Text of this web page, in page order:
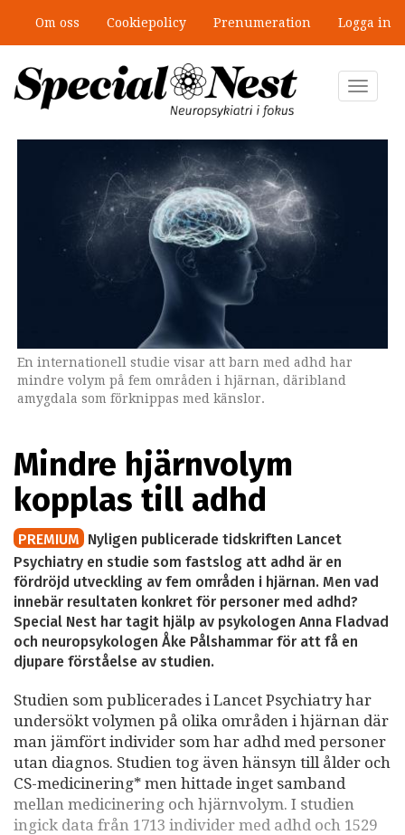
huvudinnehåll
Om oss Cookiepolicy Prenumeration Logga in
Toggle
En internationell studie visar att barn med adhd har
mindre volym på fem områden i hjärnan, däribland
amygdala som förknippas med känslor.
Mindre hjärnvolym
kopplas till adhd
PREMIUM Nyligen publicerade tidskriften Lancet
Psychiatry en studie som fastslog att adhd är en
fördröjd utveckling av fem områden i hjärnan. Men vad
innebär resultaten konkret för personer med adhd?
Special Nest har tagit hjälp av psykologen Anna Fladvad
och neuropsykologen Åke Pålshammar för att få en
djupare förståelse av studien.
Studien som publicerades i Lancet Psychiatry har
undersökt volymen på olika områden i hjärnan där
man jämfört individer som har adhd med personer
utan diagnos. Studien tog även hänsyn till ålder och
CS-medicinering* men hittade inget samband
mellan medicinering och hjärnvolym. I studien
ingick data från 1713 individer med adhd och 1529
”Jobbet gick bra – just därför togs
stödet bort”